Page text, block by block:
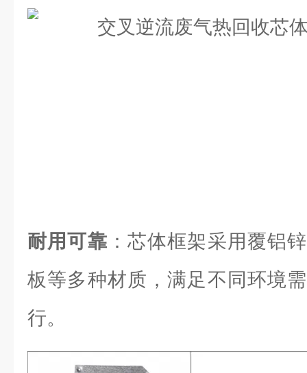
耐用可靠 ：芯体框架采用覆铝
板等多种材质，满足不同环境
行。